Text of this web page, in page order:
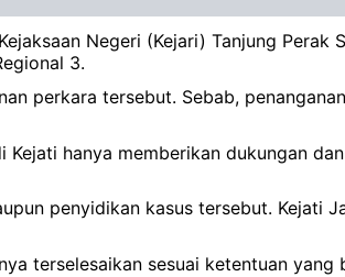
Negeri (Kejari) Tanjung Perak
3.
perkara tersebut. Sebab,
hanya memberikan dukungan
penyidikan kasus tersebut. Kejati
terselesaikan sesuai ketentuan yang